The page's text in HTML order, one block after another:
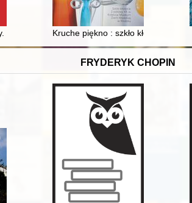
of the Carmelite Convent on Sand in Kraków
T. 9 (2023) Kruche piękno : szkło kłodzkie 2
FRYDERYK CHOPIN